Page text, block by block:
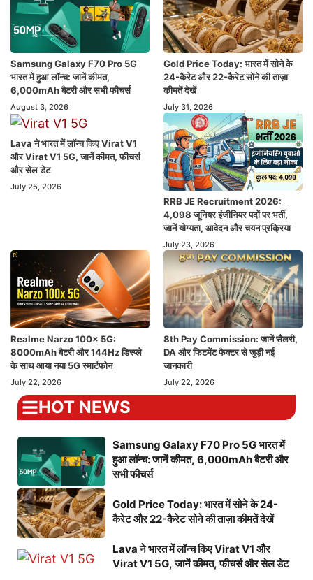
Samsung Galaxy F70 Pro 5G
भारत में हुआ लॉन्च: जानें कीमत,
6,000mAh बैटरी और सभी फीचर्स
August 3, 2026
Gold Price Today: भारत में सोने के
24-कैरेट और 22-कैरेट सोने की ताज़ा
कीमतें देखें
July 31, 2026
Lava ने भारत में लॉन्च किए Virat V1
और Virat V1 5G, जानें कीमत, फीचर्स
और सेल डेट
July 25, 2026
RRB JE Recruitment 2026:
4,098 जूनियर इंजीनियर पदों पर भर्ती,
जानें योग्यता, आवेदन और चयन प्रक्रिया
July 23, 2026
Realme Narzo 100x 5G:
8000mAh बैटरी और 144Hz डिस्प्ले
के साथ आया नया 5G स्मार्टफोन
July 22, 2026
8th Pay Commission: जानें सैलरी,
DA और फिटमेंट फैक्टर से जुड़ी नई
जानकारी
July 22, 2026
HOT NEWS
Samsung Galaxy F70 Pro 5G भारत में
हुआ लॉन्च: जानें कीमत, 6,000mAh बैटरी और
सभी फीचर्स
Gold Price Today: भारत में सोने के 24-
कैरेट और 22-कैरेट सोने की ताज़ा कीमतें देखें
Lava ने भारत में लॉन्च किए Virat V1 और
Virat V1 5G, जानें कीमत, फीचर्स और सेल डेट